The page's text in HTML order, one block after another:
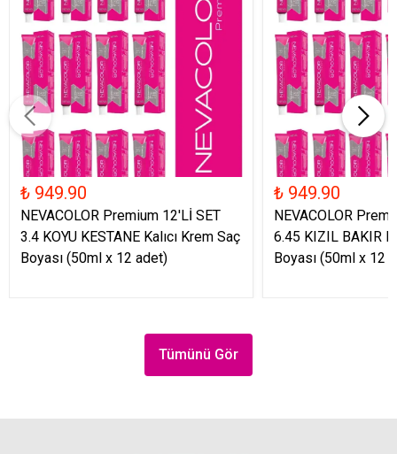
₺ 949.90
NEVACOLOR Premium 12'Lİ SET
3.4 KOYU KESTANE Kalıcı Krem Saç
Boyası (50ml x 12 adet)
₺ 949.90
NEVACOLOR
6.45 KIZIL BAKIR
Boyası (50ml x 12
Tümünü Gör